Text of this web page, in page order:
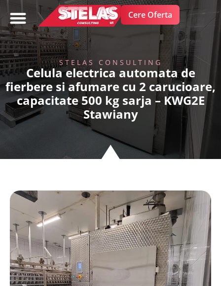
Cere Oferta
STELAS CONSULTING
Celula electrica automata de
fierbere si afumare cu 2 carucioare,
capacitate 500 kg sarja – KWG2E
Stawiany